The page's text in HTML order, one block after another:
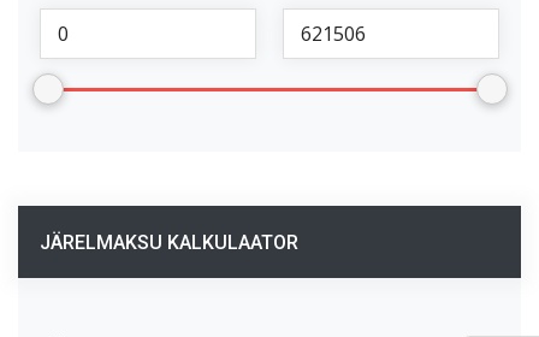
JÄRELMAKSU KALKULAATOR